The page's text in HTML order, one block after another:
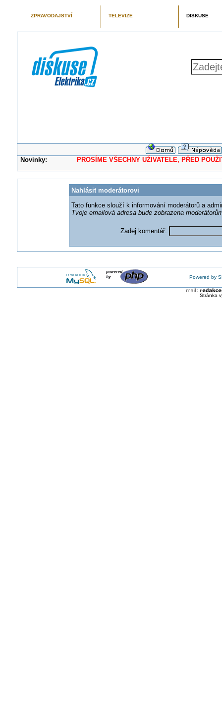
ZPRAVODAJSTVÍ TELEVIZE DISKUSE
Novinky: PROSÍME VŠECHNY UŽIVATELE, PŘED
Nahlásit moderátorovi
Tato funkce slouží k informování moderátorů a
Tvoje emailová adresa bude zobrazena
Zadej komentář:
Powered by
Stránka